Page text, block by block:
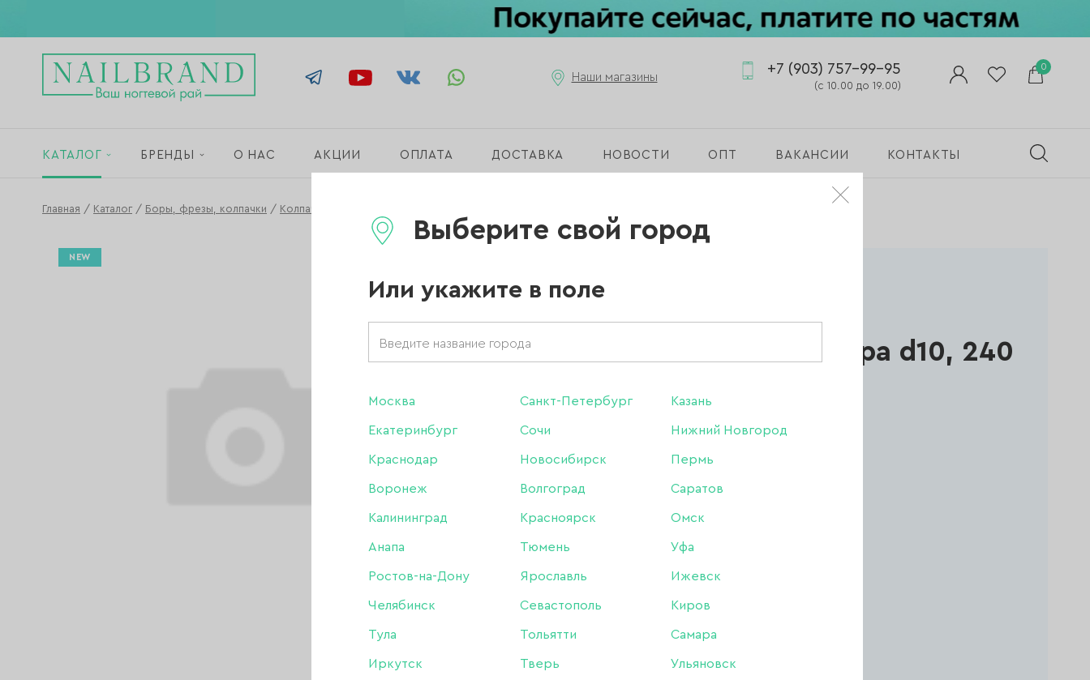
Выберите свой город
Или укажите в поле
Москва Санкт-Петербург Казань
Екатеринбург Сочи Нижний Новгород
Краснодар Новосибирск Пермь
Воронеж Волгоград Саратов
Калининград Красноярск Омск
Анапа Тюмень Уфа
Ростов-на-Дону Ярославль Ижевск
Челябинск Севастополь Киров
Тула Тольятти Самара
Иркутск Тверь Ульяновск
Наши магазины
+7 (903) 757-99-95
(с 10.00 до 19.00)
0
КАТАЛОГ БРЕНДЫ О НАС АКЦИИ ОПЛАТА ДОСТАВКА НОВОСТИ ОПТ ВАКАНСИИ КОНТАКТЫ
Главная / Каталог / Боры, фрезы, колпачки / Колпачки и основы
NEW
Колпачки для педикюра d10, 240
грит, 10 шт.
260 ₽
В наличии в интернет-магазине
+